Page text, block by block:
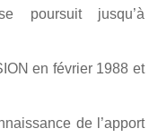
poursuit jusqu’à
en février 1988 et
de l’apport